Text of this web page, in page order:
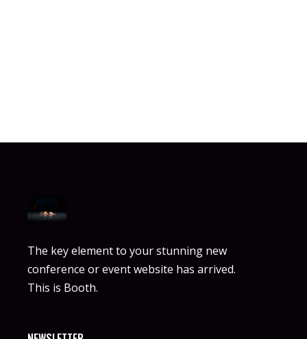
The key element to your stunning new
conference or event website has arrived.
This is Booth.